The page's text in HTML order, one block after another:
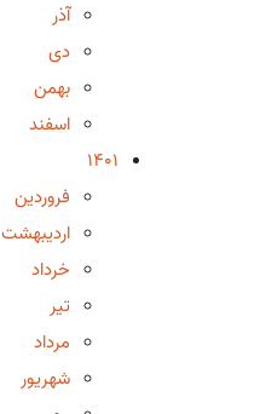
آذر
دی
بهمن
اسفند
1401
فروردین
اردیبهشت
خرداد
تیر
مرداد
شهریور